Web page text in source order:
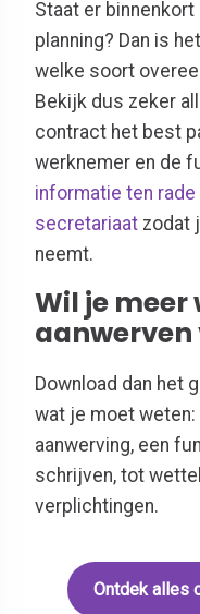
Staat er
planning? Dan is
welke soort
Bekijk dus zeker
contract het best
werknemer en de
informatie ten
secretariaat zodat
neemt.
Wil je meer
aanwerven
Download dan het
wat je moet weten:
aanwerving, een
schrijven, tot
verplichtingen.
Ontdek alles